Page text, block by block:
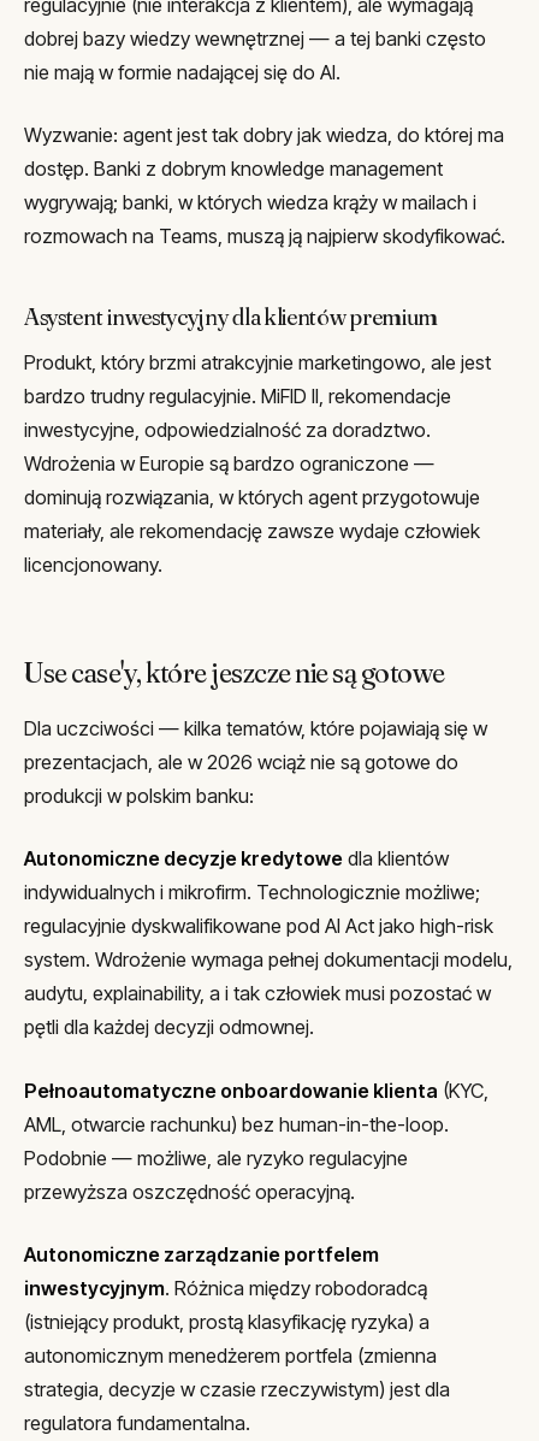
dobrej bazy wiedzy wewnętrznej — a tej banki często
nie mają w formie nadającej się do AI.
Wyzwanie: agent jest tak dobry jak wiedza, do której ma
dostęp. Banki z dobrym knowledge management
wygrywają; banki, w których wiedza krąży w mailach i
rozmowach na Teams, muszą ją najpierw skodyfikować.
Asystent inwestycyjny dla klientów premium
Produkt, który brzmi atrakcyjnie marketingowo, ale jest
bardzo trudny regulacyjnie. MiFID II, rekomendacje
inwestycyjne, odpowiedzialność za doradztwo.
Wdrożenia w Europie są bardzo ograniczone —
dominują rozwiązania, w których agent przygotowuje
materiały, ale rekomendację zawsze wydaje człowiek
licencjonowany.
Use case'y, które jeszcze nie są gotowe
Dla uczciwości — kilka tematów, które pojawiają się w
prezentacjach, ale w 2026 wciąż nie są gotowe do
produkcji w polskim banku:
Autonomiczne decyzje kredytowe dla klientów
indywidualnych i mikrofirm. Technologicznie możliwe;
regulacyjnie dyskwalifikowane pod AI Act jako high-risk
system. Wdrożenie wymaga pełnej dokumentacji modelu,
audytu, explainability, a i tak człowiek musi pozostać w
pętli dla każdej decyzji odmownej.
Pełnoautomatyczne onboardowanie klienta (KYC,
AML, otwarcie rachunku) bez human-in-the-loop.
Podobnie — możliwe, ale ryzyko regulacyjne
przewyższa oszczędność operacyjną.
Autonomiczne zarządzanie portfelem
inwestycyjnym. Różnica między robodoradcą
(istniejący produkt, prostą klasyfikację ryzyka) a
autonomicznym menedżerem portfela (zmienna
strategia, decyzje w czasie rzeczywistym) jest dla
regulatora fundamentalna.